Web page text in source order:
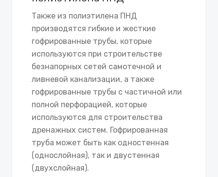
Также из полиэтилена ПНД
производятся гибкие и жесткие
гофрированные трубы, которые
используются при строительстве
безнапорных сетей самотечной и
ливневой канализации, а также
гофрированные трубы с частичной или
полной перфорацией, которые
используются для строительства
дренажных систем. Гофрированная
труба может быть как одностенная
(однослойная), так и двустенная
(двухслойная).